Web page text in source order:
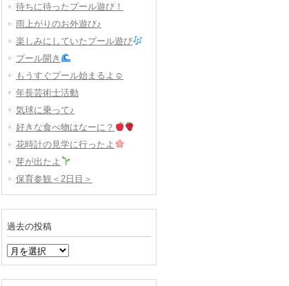
待ちに待ったプール遊び！
雨上がりのお外遊び♪
楽しみにしていたプール遊び
プール開き
もうすぐプール始まるよ☺
年長芸術士活動
気球に乗って♪
好きな食べ物はなーに？
花時計の見学に行ったよ
芽が出たよ
保育参観＜2日目＞
過去の投稿
過
去